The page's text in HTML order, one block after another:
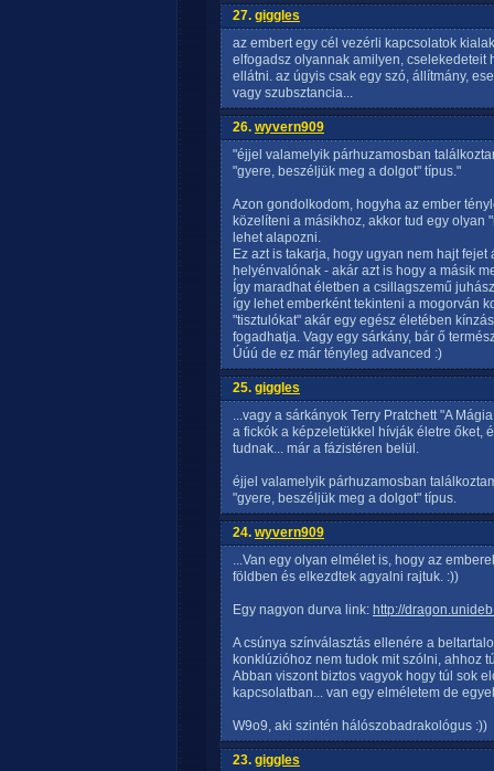
27. giggles
az embert egy cél vezérli kapcsolatok
elfogadsz olyannak amilyen, cselekedeteit
ellátni. az úgyis csak egy szó, állítmány,
vagy szubsztancia...
26. wyvern909
"éjjel valamelyik párhuzamosban
"gyere, beszéljük meg a dolgot" típus."
Azon gondolkodom, hogyha az ember
közelíteni a másikhoz, akkor tud egy
lehet alapozni.
Ez azt is takarja, hogy ugyan nem hajt
helyénvalónak - akár azt is hogy a másik
Így maradhat életben a csillagszemű
így lehet emberként tekinteni a mogorván
"tisztulókat" akár egy egész életében
fogadhatja. Vagy egy sárkány, bár ő
Úúú de ez már tényleg advanced :)
25. giggles
...vagy a sárkányok Terry Pratchett "A
a fickók a képzeletükkel hívják életre őket,
tudnak... már a fázistéren belül.
éjjel valamelyik párhuzamosban
"gyere, beszéljük meg a dolgot" típus.
24. wyvern909
...Van egy olyan elmélet is, hogy az
földben és elkezdtek agyalni rajtuk. :))
Egy nagyon durva link: http://
A csúnya színválasztás ellenére a
konklúzióhoz nem tudok mit szólni, ahhoz
Abban viszont biztos vagyok hogy túl sok
kapcsolatban... van egy elméletem de
W9o9, aki szintén hálószobadrakológus :))
23. giggles